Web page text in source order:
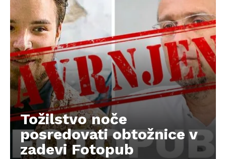
Tožilstvo noče
posredovati obtožnice v
zadevi Fotopub